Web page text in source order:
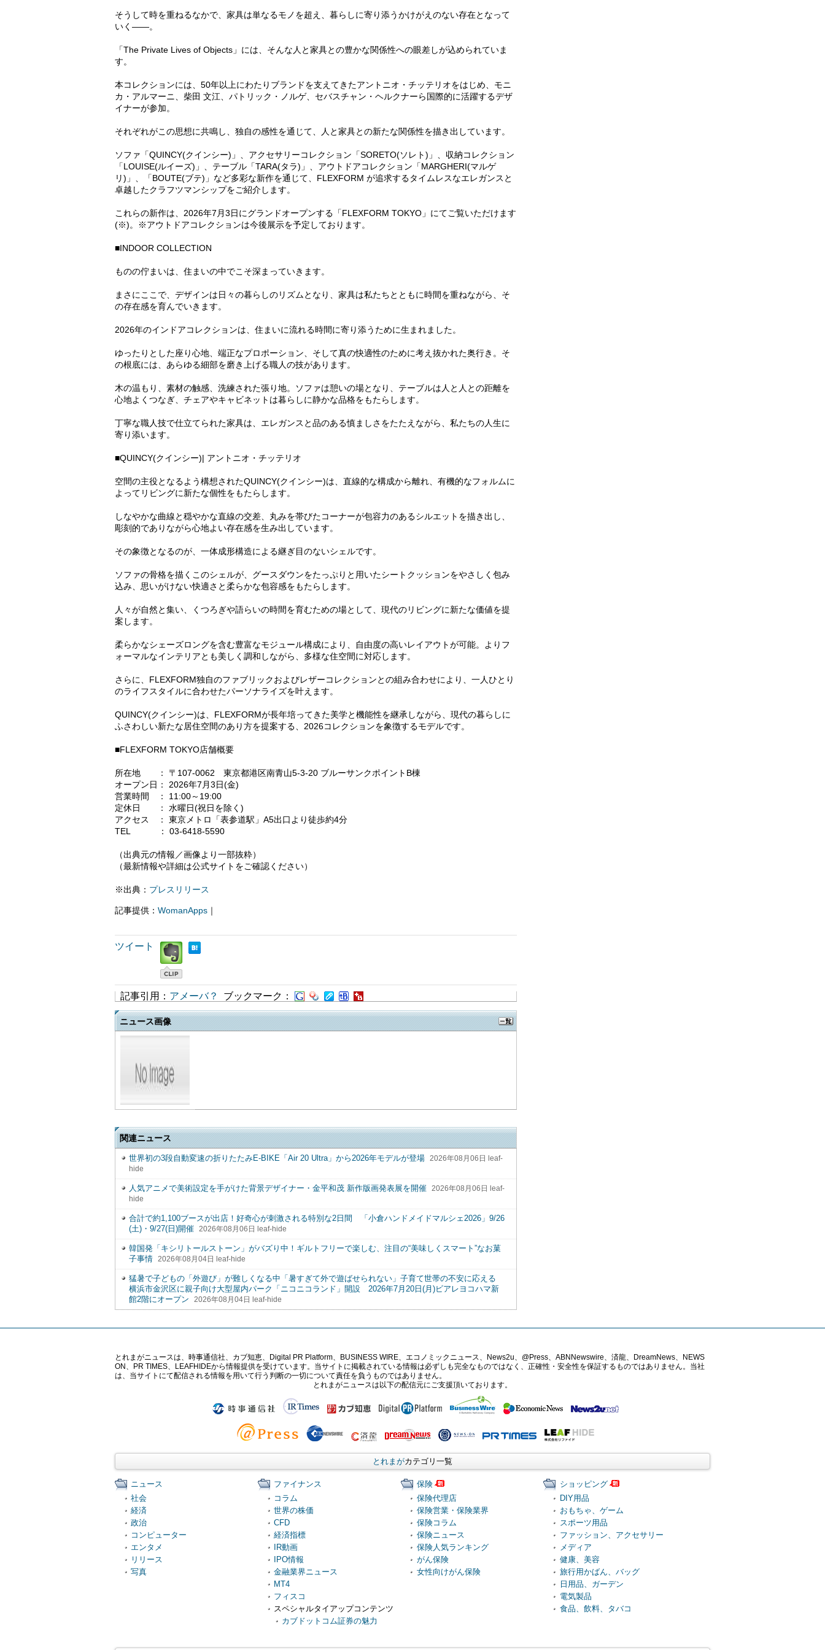
そうして時を重ねるなかで、家具は単なるモノを超え、暮らしに寄り添うかけがえのない存在となって
いく――。
「The Private Lives of Objects」には、そんな人と家具との豊かな関係性への眼差しが込められていま
す。
本コレクションには、50年以上にわたりブランドを支えてきたアントニオ・チッテリオをはじめ、モニ
カ・アルマーニ、柴田 文江、パトリック・ノルゲ、セバスチャン・ヘルクナーら国際的に活躍するデザ
イナーが参加。
それぞれがこの思想に共鳴し、独自の感性を通じて、人と家具との新たな関係性を描き出しています。
ソファ「QUINCY(クインシー)」、アクセサリーコレクション「SORETO(ソレト)」、収納コレクション
「LOUISE(ルイーズ)」、テーブル「TARA(タラ)」、アウトドアコレクション「MARGHERI(マルゲ
リ)」、「BOUTE(ブテ)」など多彩な新作を通じて、FLEXFORM が追求するタイムレスなエレガンスと
卓越したクラフツマンシップをご紹介します。
これらの新作は、2026年7月3日にグランドオープンする「FLEXFORM TOKYO」にてご覧いただけます
(※)。※アウトドアコレクションは今後展示を予定しております。
■INDOOR COLLECTION
ものの佇まいは、住まいの中でこそ深まっていきます。
まさにここで、デザインは日々の暮らしのリズムとなり、家具は私たちとともに時間を重ねながら、そ
の存在感を育んでいきます。
2026年のインドアコレクションは、住まいに流れる時間に寄り添うために生まれました。
ゆったりとした座り心地、端正なプロポーション、そして真の快適性のために考え抜かれた奥行き。そ
の根底には、あらゆる細部を磨き上げる職人の技があります。
木の温もり、素材の触感、洗練された張り地。ソファは憩いの場となり、テーブルは人と人との距離を
心地よくつなぎ、チェアやキャビネットは暮らしに静かな品格をもたらします。
丁寧な職人技で仕立てられた家具は、エレガンスと品のある慎ましさをたたえながら、私たちの人生に
寄り添います。
■QUINCY(クインシー)| アントニオ・チッテリオ
空間の主役となるよう構想されたQUINCY(クインシー)は、直線的な構成から離れ、有機的なフォルムに
よってリビングに新たな個性をもたらします。
しなやかな曲線と穏やかな直線の交差、丸みを帯びたコーナーが包容力のあるシルエットを描き出し、
彫刻的でありながら心地よい存在感を生み出しています。
その象徴となるのが、一体成形構造による継ぎ目のないシェルです。
ソファの骨格を描くこのシェルが、グースダウンをたっぷりと用いたシートクッションをやさしく包み
込み、思いがけない快適さと柔らかな包容感をもたらします。
人々が自然と集い、くつろぎや語らいの時間を育むための場として、現代のリビングに新たな価値を提
案します。
柔らかなシェーズロングを含む豊富なモジュール構成により、自由度の高いレイアウトが可能。よりフ
ォーマルなインテリアとも美しく調和しながら、多様な住空間に対応します。
さらに、FLEXFORM独自のファブリックおよびレザーコレクションとの組み合わせにより、一人ひとり
のライフスタイルに合わせたパーソナライズを叶えます。
QUINCY(クインシー)は、FLEXFORMが長年培ってきた美学と機能性を継承しながら、現代の暮らしに
ふさわしい新たな居住空間のあり方を提案する、2026コレクションを象徴するモデルです。
■FLEXFORM TOKYO店舗概要
所在地 ： 〒107-0062 東京都港区南青山5-3-20 ブルーサンクポイントB棟
オープン日： 2026年7月3日(金)
営業時間 ： 11:00～19:00
定休日 ： 水曜日(祝日を除く)
アクセス ： 東京メトロ「表参道駅」A5出口より徒歩約4分
TEL ： 03-6418-5590
（出典元の情報／画像より一部抜粋）
（最新情報や詳細は公式サイトをご確認ください）
※出典： プレスリリース
記事提供： WomanApps ｜
ツイート
記事引用： アメーバ？ ブックマーク：
ニュース画像
関連ニュース
世界初の3段自動変速の折りたたみE-BIKE「Air 20 Ultra」から2026年モデルが登場
2026年08月06日 leaf-
hide
人気アニメで美術設定を手がけた背景デザイナー・金平和茂 新作版画発表展を開催
2026年08月06日 leaf-
hide
合計で約1,100ブースが出店！好奇心が刺激される特別な2日間 「小倉ハンドメイドマルシェ2026」9/26
(土)・9/27(日)開催
2026年08月06日 leaf-hide
韓国発「キシリトールストーン」がバズり中！ギルトフリーで楽しむ、注目の“美味しくスマート”なお菓
子事情
2026年08月04日 leaf-hide
猛暑で子どもの「外遊び」が難しくなる中「暑すぎて外で遊ばせられない」子育て世帯の不安に応える
横浜市金沢区に親子向け大型屋内パーク「ニコニコランド」開設 2026年7月20日(月)ビアレヨコハマ新
館2階にオープン
2026年08月04日 leaf-hide
とれまがニュースは、時事通信社、カブ知恵、Digital PR Platform、BUSINESS WIRE、エコノミックニュース、News2u、@Press、ABNNewswire、済龍、DreamNews、NEWS
ON、PR TIMES、LEAFHIDEから情報提供を受けています。当サイトに掲載されている情報は必ずしも完全なものではなく、正確性・安全性を保証するものではありません。当社
は、当サイトにて配信される情報を用いて行う判断の一切について責任を負うものではありません。
とれまがニュースは以下の配信元にご支援頂いております。
とれまがカテゴリ一覧
ニュース
社会
経済
政治
コンピューター
エンタメ
リリース
写真
ファイナンス
コラム
世界の株価
CFD
経済指標
IR動画
IPO情報
金融業界ニュース
MT4
フィスコ
スペシャルタイアップコンテンツ
カブドットコム証券の魅力
保険
保険代理店
保険営業・保険業界
保険コラム
保険ニュース
保険人気ランキング
がん保険
女性向けがん保険
ショッピング
DIY用品
おもちゃ、ゲーム
スポーツ用品
ファッション、アクセサリー
メディア
健康、美容
旅行用かばん、バッグ
日用品、ガーデン
電気製品
食品、飲料、タバコ